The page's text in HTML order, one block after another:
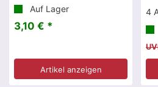
Auf Lager
3,10 € *
Artikel anzeigen
4